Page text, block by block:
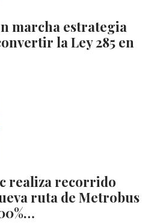
marcha estrategia
la Ley 285 en
realiza recorrido
ruta de Metrobus